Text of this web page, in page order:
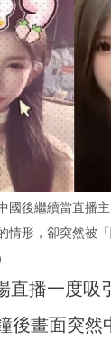
國後繼續當直播
情形，卻突然被
直播一度吸
後畫面突然